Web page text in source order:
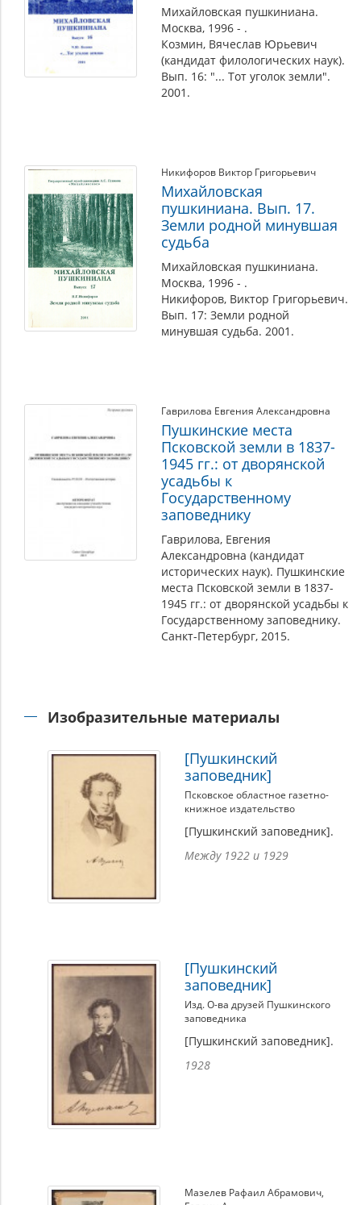
Михайловская пушкиниана.
Москва, 1996 - .
Козмин, Вячеслав Юрьевич
(кандидат филологических наук).
Вып. 16: "... Тот уголок земли".
2001.
Никифоров Виктор Григорьевич
Михайловская
пушкиниана. Вып. 17.
Земли родной минувшая
судьба
Михайловская пушкиниана.
Москва, 1996 - .
Никифоров, Виктор Григорьевич.
Вып. 17: Земли родной
минувшая судьба. 2001.
Гаврилова Евгения Александровна
Пушкинские места
Псковской земли в 1837-
1945 гг.: от дворянской
усадьбы к
Государственному
заповеднику
Гаврилова, Евгения
Александровна (кандидат
исторических наук). Пушкинские
места Псковской земли в 1837-
1945 гг.: от дворянской усадьбы к
Государственному заповеднику.
Санкт-Петербург, 2015.
Изобразительные материалы
[Пушкинский
заповедник]
Псковское областное газетно-
книжное издательство
[Пушкинский заповедник].
Между 1922 и 1929
[Пушкинский
заповедник]
Изд. О-ва друзей Пушкинского
заповедника
[Пушкинский заповедник].
1928
Мазелев Рафаил Абрамович,